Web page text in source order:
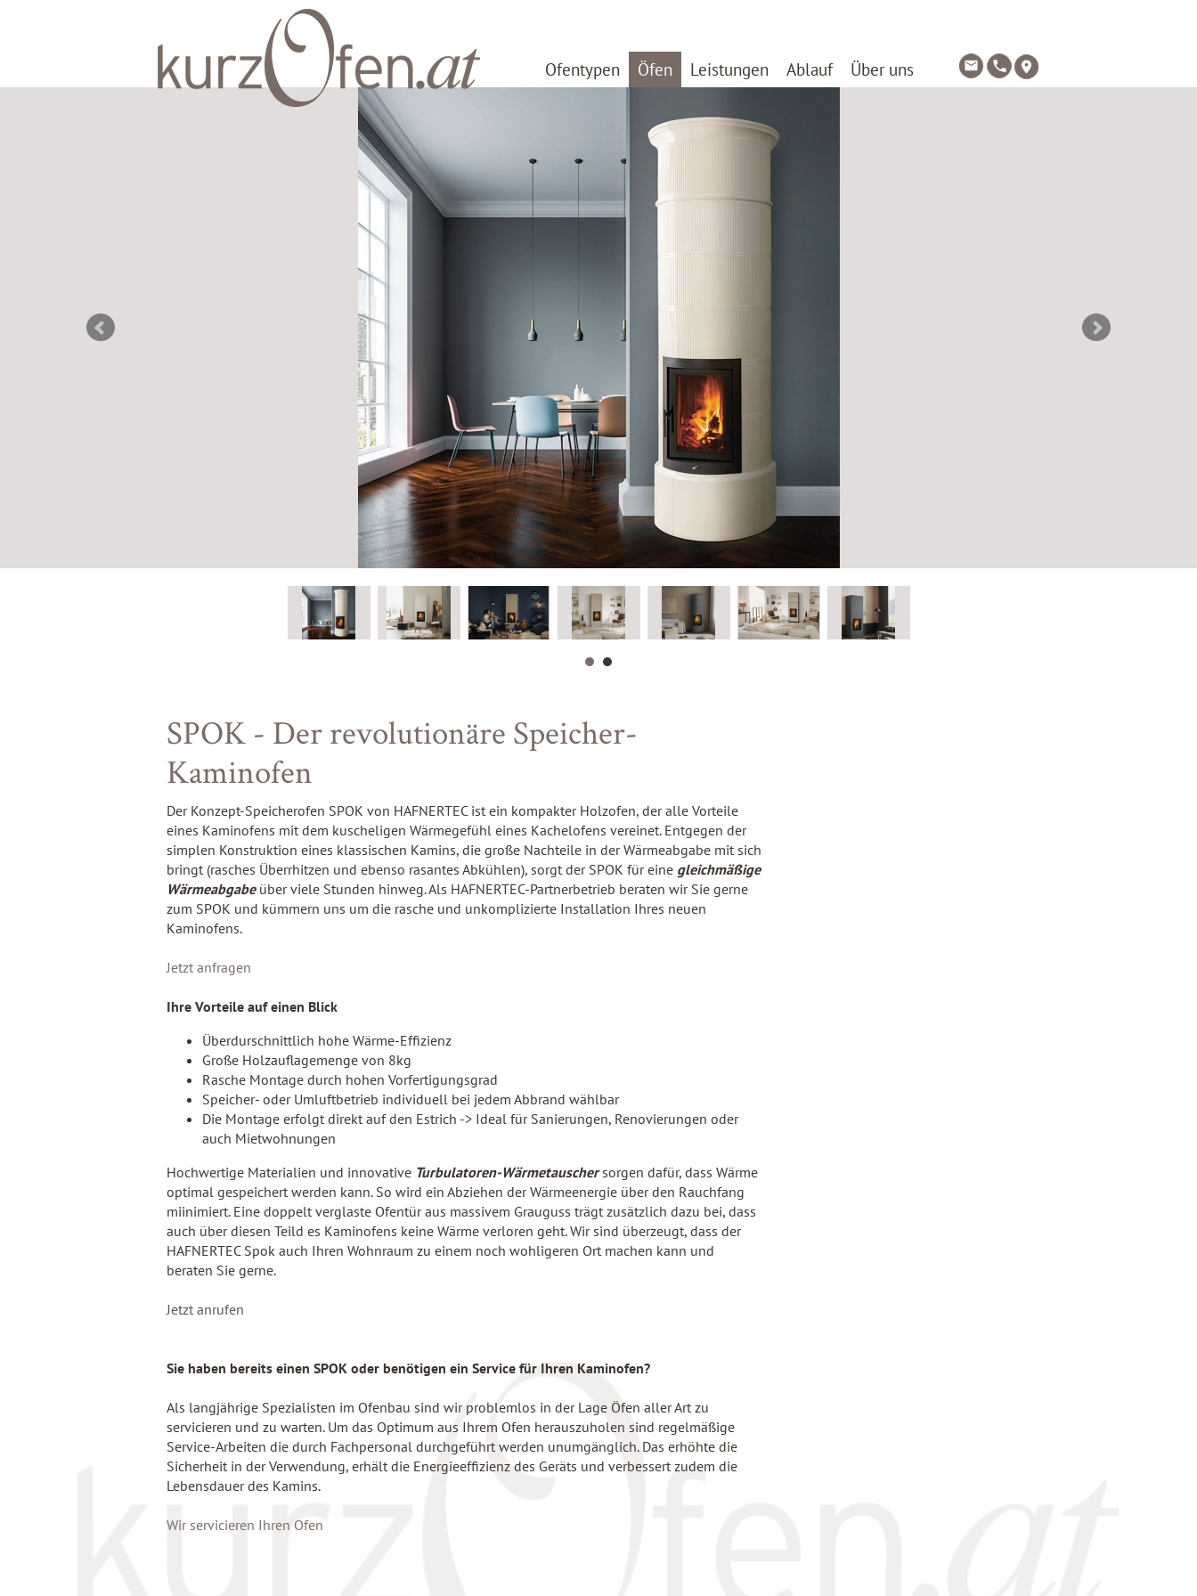
Ofentypen Öfen Leistungen Ablauf Über uns
SPOK - Der revolutionäre Speicher-
Kaminofen
Der Konzept-Speicherofen SPOK von HAFNERTEC ist ein kompakter Holzofen, der alle Vorteile
eines Kaminofens mit dem kuscheligen Wärmegefühl eines Kachelofens vereinet. Entgegen der
simplen Konstruktion eines klassischen Kamins, die große Nachteile in der Wärmeabgabe mit sich
bringt (rasches Überrhitzen und ebenso rasantes Abkühlen), sorgt der SPOK für eine gleichmäßige
Wärmeabgabe über viele Stunden hinweg. Als HAFNERTEC-Partnerbetrieb beraten wir Sie gerne
zum SPOK und kümmern uns um die rasche und unkomplizierte Installation Ihres neuen
Kaminofens.
Jetzt anfragen
Ihre Vorteile auf einen Blick
Überdurschnittlich hohe Wärme-Effizienz
Große Holzauflagemenge von 8kg
Rasche Montage durch hohen Vorfertigungsgrad
Speicher- oder Umluftbetrieb individuell bei jedem Abbrand wählbar
Die Montage erfolgt direkt auf den Estrich -> Ideal für Sanierungen, Renovierungen oder
auch Mietwohnungen
Hochwertige Materialien und innovative Turbulatoren-Wärmetauschersorgen dafür, dass Wärme
optimal gespeichert werden kann. So wird ein Abziehen der Wärmeenergie über den Rauchfang
miinimiert. Eine doppelt verglaste Ofentür aus massivem Grauguss trägt zusätzlich dazu bei, dass
auch über diesen Teild es Kaminofens keine Wärme verloren geht. Wir sind überzeugt, dass der
HAFNERTEC Spok auch Ihren Wohnraum zu einem noch wohligeren Ort machen kann und
beraten Sie gerne.
Jetzt anrufen
Sie haben bereits einen SPOK oder benötigen ein Service für Ihren Kaminofen?
Als langjährige Spezialisten im Ofenbau sind wir problemlos in der Lage Öfen aller Art zu
servicieren und zu warten. Um das Optimum aus Ihrem Ofen herauszuholen sind regelmäßige
Service-Arbeiten die durch Fachpersonal durchgeführt werden unumgänglich. Das erhöhte die
Sicherheit in der Verwendung, erhält die Energieeffizienz des Geräts und verbessert zudem die
Lebensdauer des Kamins.
Wir servicieren Ihren Ofen